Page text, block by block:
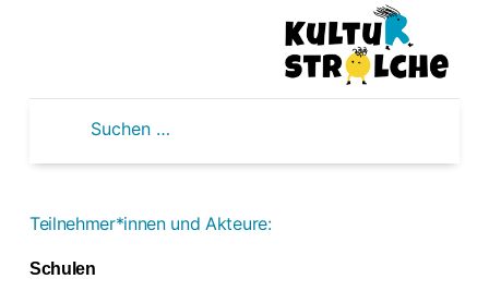
Suchen
Stadt Gronau
Teilnehmer*innen und Akteure:
Schulen